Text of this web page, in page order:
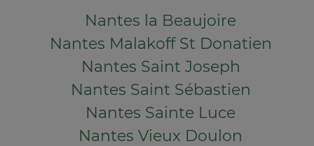
Nantes la Beaujoire
Nantes Malakoff St Donatien
Nantes Saint Joseph
Nantes Saint Sébastien
Nantes Sainte Luce
Nantes Vieux Doulon